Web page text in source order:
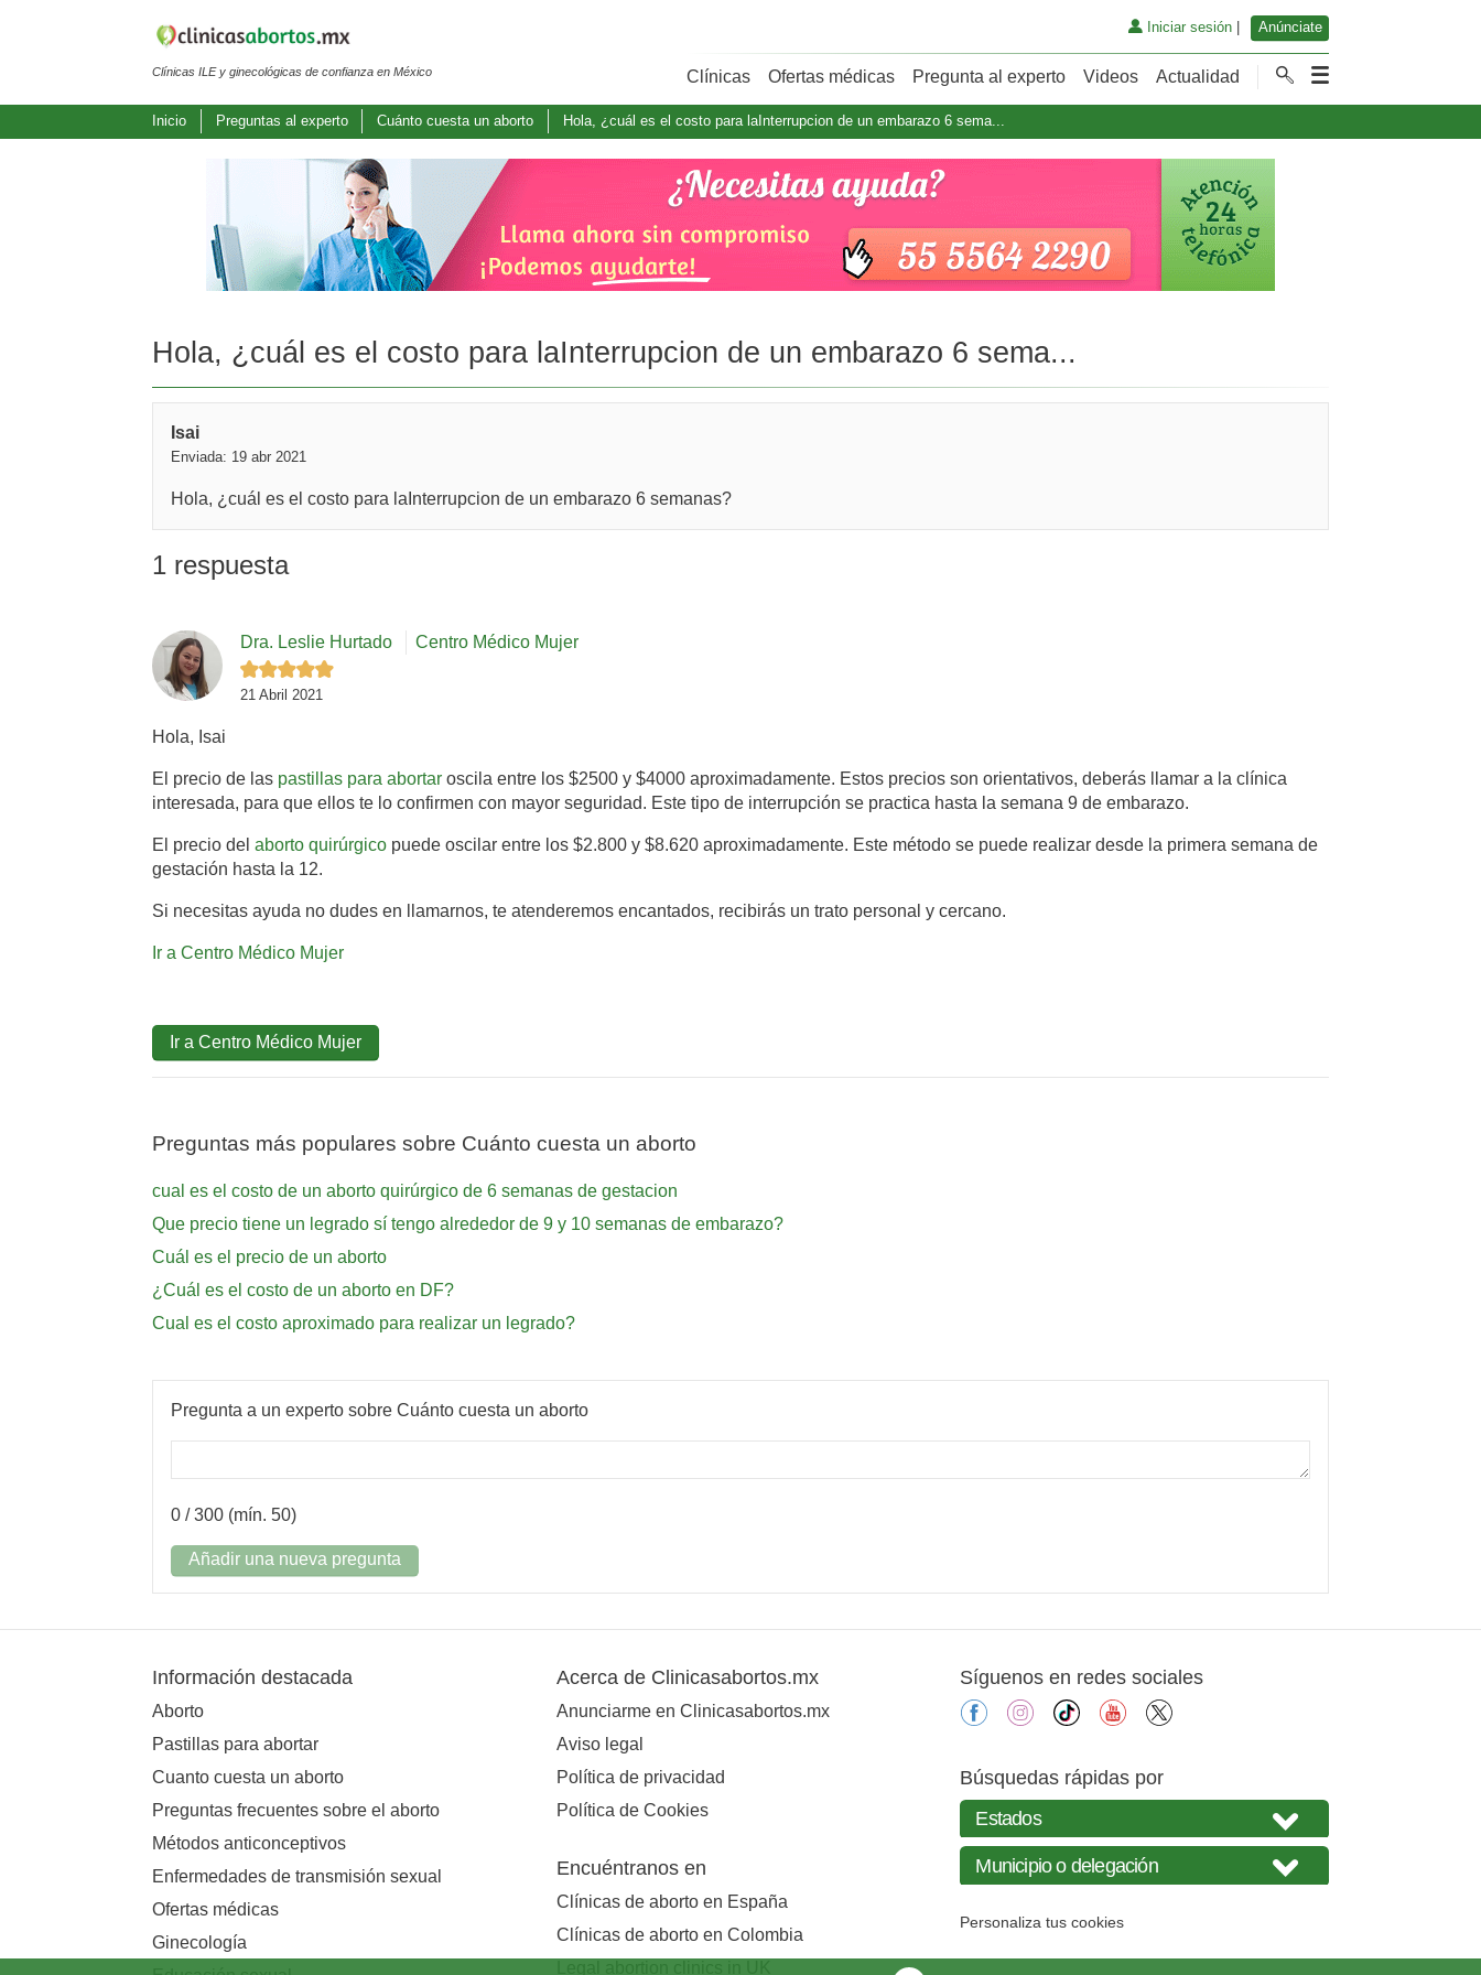
Clínicas ILE y ginecológicas de confianza en México
Iniciar sesión| Anúnciate
Clínicas Ofertas médicas Pregunta al experto Videos Actualidad
Inicio Preguntas al experto Cuánto cuesta un aborto Hola, ¿cuál es el costo para laInterrupcion de un embarazo 6 sema...
Hola, ¿cuál es el costo para laInterrupcion de un embarazo 6 sema...
Isai
Enviada: 19 abr 2021
Hola, ¿cuál es el costo para laInterrupcion de un embarazo 6 semanas?
1 respuesta
Dra. Leslie Hurtado Centro Médico Mujer
21 Abril 2021
Hola, Isai
El precio de las pastillas para abortar oscila entre los $2500 y $4000 aproximadamente. Estos precios son orientativos, deberás llamar a la clínica
interesada, para que ellos te lo confirmen con mayor seguridad. Este tipo de interrupción se practica hasta la semana 9 de embarazo.
El precio del aborto quirúrgico puede oscilar entre los $2.800 y $8.620 aproximadamente. Este método se puede realizar desde la primera semana de
gestación hasta la 12.
Si necesitas ayuda no dudes en llamarnos, te atenderemos encantados, recibirás un trato personal y cercano.
Ir a Centro Médico Mujer
Ir a Centro Médico Mujer
Preguntas más populares sobre Cuánto cuesta un aborto
cual es el costo de un aborto quirúrgico de 6 semanas de gestacion
Que precio tiene un legrado sí tengo alrededor de 9 y 10 semanas de embarazo?
Cuál es el precio de un aborto
¿Cuál es el costo de un aborto en DF?
Cual es el costo aproximado para realizar un legrado?
Pregunta a un experto sobre Cuánto cuesta un aborto
0 / 300 (mín. 50)
Añadir una nueva pregunta
Información destacada
Aborto
Pastillas para abortar
Cuanto cuesta un aborto
Preguntas frecuentes sobre el aborto
Métodos anticonceptivos
Enfermedades de transmisión sexual
Ofertas médicas
Ginecología
Acerca de Clinicasabortos.mx
Anunciarme en Clinicasabortos.mx
Aviso legal
Política de privacidad
Política de Cookies
Encuéntranos en
Clínicas de aborto en España
Clínicas de aborto en Colombia
Síguenos en redes sociales
facebookinstagram
tiktok youtube
Búsquedas rápidas por
Personaliza tus cookies